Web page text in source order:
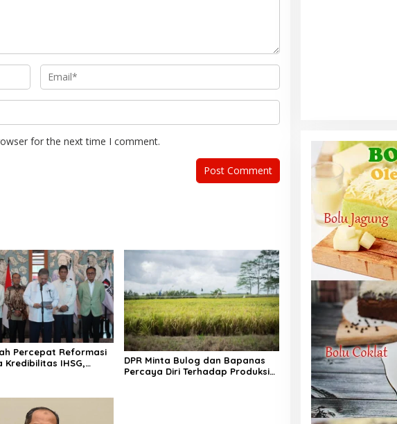
for the next time I comment.
Percepat Reformasi
Kredibilitas IHSG,
DPR Minta Bulog dan Bapanas
Percaya Diri Terhadap Produksi